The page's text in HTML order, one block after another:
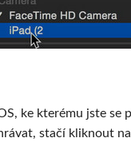
ke kterému jste se
stačí kliknout na